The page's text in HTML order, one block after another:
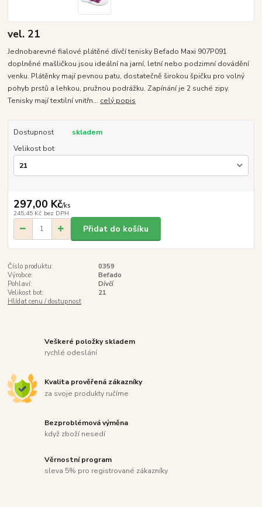
vel. 21
Jednobarevné fialové plátěné dívčí tenisky Befado Maxi 907P091
doplněné mašličkou jsou ideální na jarní, letní nebo podzimní dovádění
venku. Plátěnky mají pevnou patu, dostatečně širokou špičku pro volný
pohyb prstů a lehkou, pružnou podrážku. Zapínání je 2 suché zipy.
Tenisky mají textilní vnitřn... celý popis
Dostupnost
skladem
Velikost bot
297,00 Kč/ks
245,45 Kč bez DPH
Přidat do košíku
Číslo produktu:
0359
Výrobce:
Befado
Pohlaví:
Dívčí
Velikost bot:
21
Hlídat cenu / dostupnost
Veškeré položky skladem
rychlé odeslání
Kvalita prověřená zákazníky
za svoje produkty ručíme
Bezproblémová výměna
když zboží nesedí
Věrnostní program
sleva 5% pro registrované zákazníky